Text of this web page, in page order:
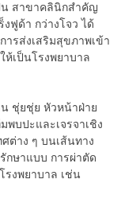
สาขาคลินิกสำคัญ
งฟูด้า กว่างโจว ได้
ารส่งเสริมสุขภาพเข้า
เป็นโรงพยาบาล
ชุ่ยชุ่ย หัวหน้าฝ่าย
พบปะและเจรจาเชิง
ต่าง ๆ บนเส้นทาง
กษาแบบ การผ่าตัด
รงพยาบาล เช่น